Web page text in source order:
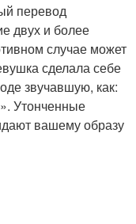
перевод
двух и более
случае может
сделала себе
звучавшую, как:
Утонченные
вашему образу